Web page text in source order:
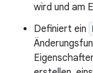
wird und am
Definiert ein